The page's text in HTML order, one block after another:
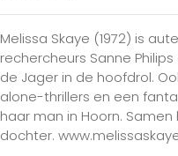
Melissa Skaye (1972) is
rechercheurs Sanne
de Jager in de hoofdrol.
alone-thrillers en een
haar man in Hoorn.
dochter.